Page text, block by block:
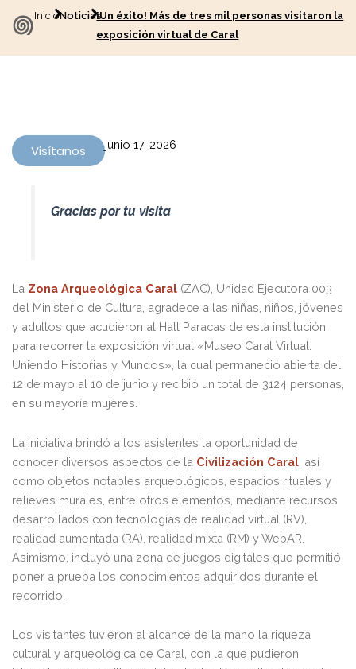
InicioNoticias¡Un éxito! Más de tres mil personas visitaron la
exposición virtual de Caral
Visítanos junio 17, 2026
Gracias por tu visita
La Zona Arqueológica Caral (ZAC), Unidad Ejecutora 003
del Ministerio de Cultura, agradece a las niñas, niños, jóvenes
y adultos que acudieron al Hall Paracas de esta institución
para recorrer la exposición virtual «Museo Caral Virtual:
Uniendo Historias y Mundos», la cual permaneció abierta del
12 de mayo al 10 de junio y recibió un total de 3124 personas,
en su mayoría mujeres.
La iniciativa brindó a los asistentes la oportunidad de
conocer diversos aspectos de la Civilización Caral , así
como objetos notables arqueológicos, espacios rituales y
relieves murales, entre otros elementos, mediante recursos
desarrollados con tecnologías de realidad virtual (RV),
realidad aumentada (RA), realidad mixta (RM) y WebAR.
Asimismo, incluyó una zona de juegos digitales que permitió
poner a prueba los conocimientos adquiridos durante el
recorrido.
Los visitantes tuvieron al alcance de la mano la riqueza
cultural y arqueológica de Caral, con la que pudieron